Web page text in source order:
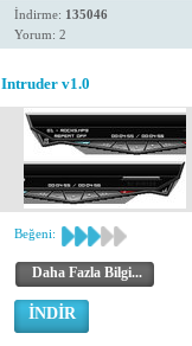
İndirme: 135046
Yorum: 2
Intruder v1.0
Beğeni:
Daha Fazla Bilgi...
İNDİR